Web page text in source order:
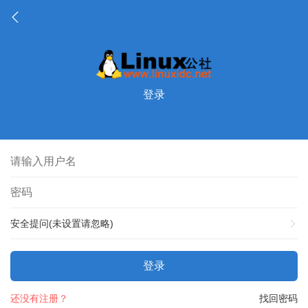
登录
安全提问(未设置请忽略)
登录
找回密码
还没有注册？